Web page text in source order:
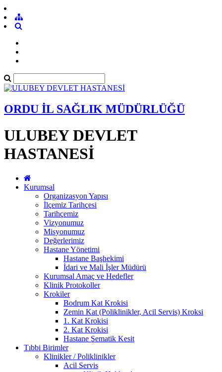
ORDU İL SAĞLIK MÜDÜRLÜĞÜ
ULUBEY DEVLET
HASTANESİ
Kurumsal
Organizasyon Yapısı
İlçemiz Tarihçesi
Tarihçemiz
Vizyonumuz
Misyonumuz
Değerlerimiz
Hastane Yönetimi
Hastane Başhekimi
İdari ve Mali İşler Müdürü
Kurumsal Amaç ve Hedefler
Klinik Protokoller
Krokiler
Bodrum Kat Krokisi
Zemin Kat (Poliklinikler, Acil Servis) Kroksi
1. Kat Krokisi
2. Kat Krokisi
Hastane Şematik Kesit
Tıbbi Birimler
Klinikler / Poliklinikler
Acil Servis